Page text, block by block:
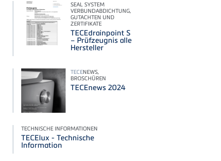
SEAL SYSTEM
VERBUNDABDICHTUNG,
GUTACHTEN UND
ZERTIFIKATE
TECEdrainpoint S
– Prüfzeugnis alle
Hersteller
TECENEWS,
BROSCHÜREN
TECEnews 2024
TECHNISCHE INFORMATIONEN
TECElux - Technische
Information